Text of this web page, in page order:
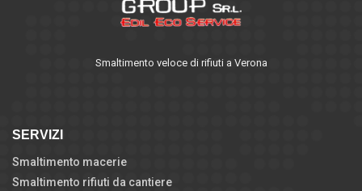
Smaltimento veloce di rifiuti a Verona
SERVIZI
Smaltimento macerie
Smaltimento rifiuti da cantiere